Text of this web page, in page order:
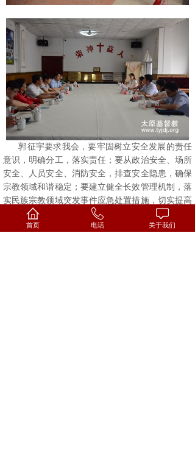
郭征宇要求我会，要牢固树立安全发展的责任
意识，明确分工，落实责任；要从政治安全、场所
安全、人员安全、消防安全，排查安全隐患，确保
宗教领域和谐稳定；要建立健全长效管理机制，落
实民族宗教领域突发事件应急处置措施，切实提高
应对突发事件的反应速度和处置能力；要教育引导
宗教教职人员依法从事宗教活动，密切联系信徒，
首页 电话 关于我们